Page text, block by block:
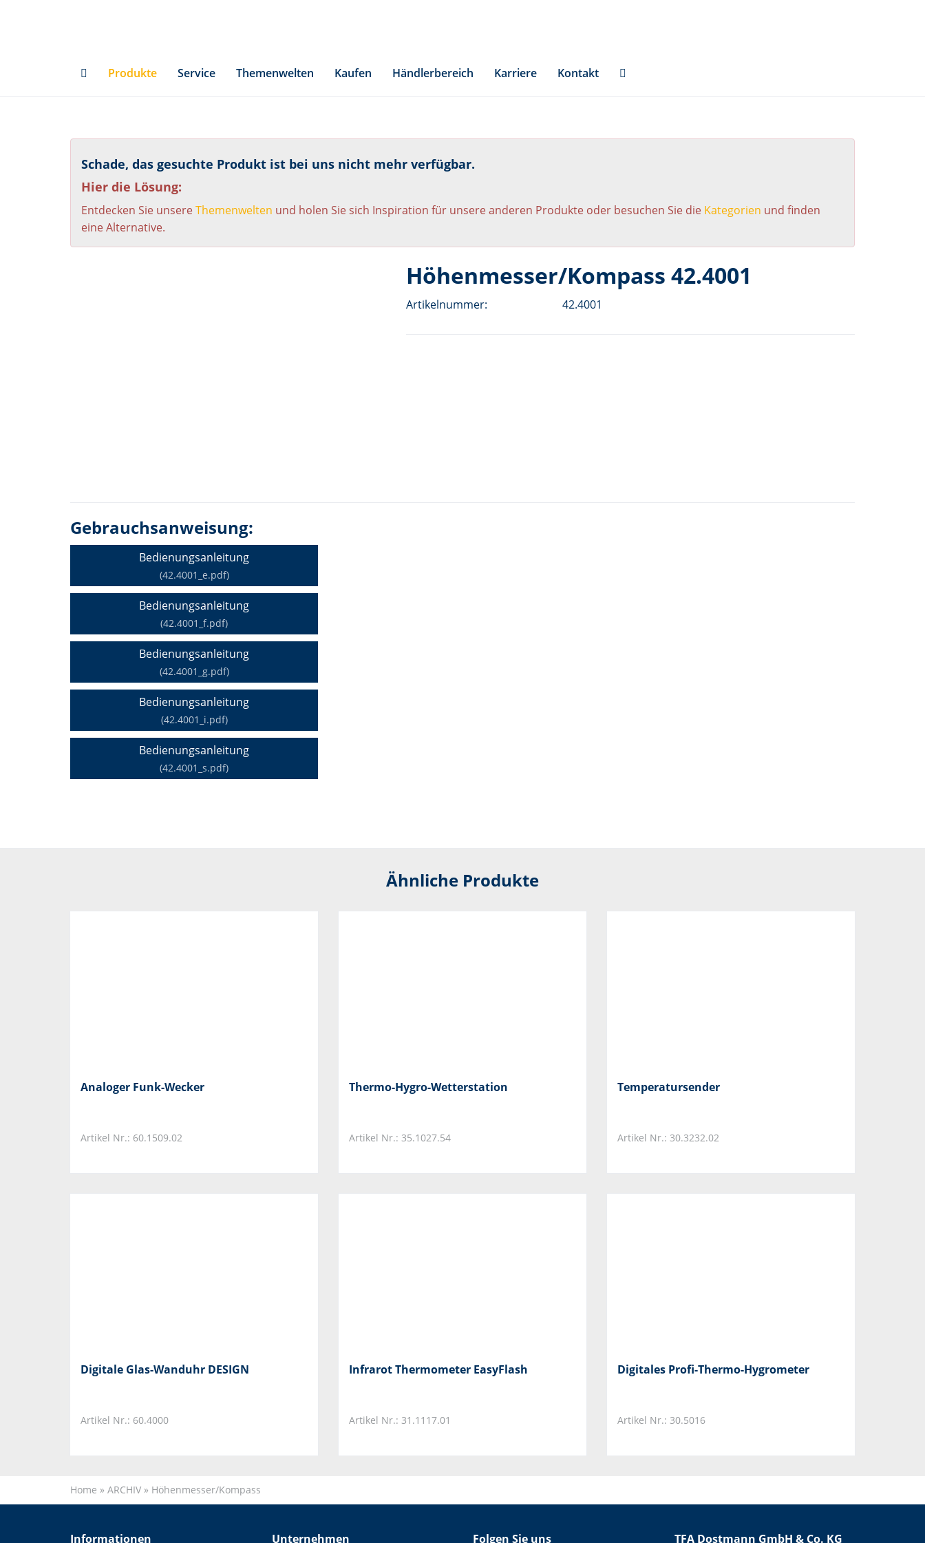
Produkte
Service Themenwelten Kaufen Händlerbereich Karriere Kontakt
Schade, das gesuchte Produkt ist bei uns nicht mehr verfügbar.
Hier die Lösung:
Entdecken Sie unsereThemenwelten und holen Sie sich Inspiration für unsere anderen Produkte oder besuchen Sie die Kategorien und finden
eine Alternative.
Höhenmesser/Kompass 42.4001
Artikelnummer: 42.4001
Gebrauchsanweisung:
Bedienungsanleitung
(42.4001_e.pdf)
Bedienungsanleitung
(42.4001_f.pdf)
Bedienungsanleitung
(42.4001_g.pdf)
Bedienungsanleitung
(42.4001_i.pdf)
Bedienungsanleitung
(42.4001_s.pdf)
Ähnliche Produkte
Analoger Funk-Wecker
Artikel Nr.: 60.1509.02
Thermo-Hygro-Wetterstation
Artikel Nr.: 35.1027.54
Temperatursender
Artikel Nr.: 30.3232.02
Digitale Glas-Wanduhr DESIGN
Artikel Nr.: 60.4000
Infrarot Thermometer EasyFlash
Artikel Nr.: 31.1117.01
Digitales Profi-Thermo-Hygrometer
Artikel Nr.: 30.5016
Home » ARCHIV » Höhenmesser/Kompass
Informationen Unternehmen Folgen Sie uns TFA Dostmann GmbH & Co. KG